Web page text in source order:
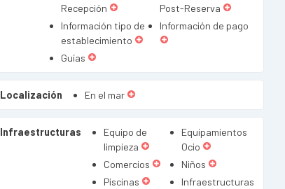
Recepción
Post-Reserva
Información tipo de
establecimiento
Información de pago
Guías
Localización En el mar
Infraestructuras
Equipo de
limpieza
Equipamientos
Ocio
Comercios
Niños
Piscinas
Infraestructuras